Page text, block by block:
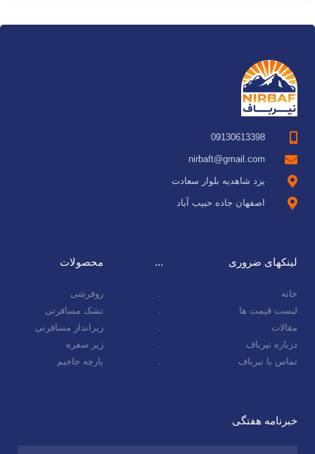
09130613398
nirbaft@gmail.com
یزد شاهدیه بلوار سعادت
اصفهان جاده حبیب آباد
لینکهای ضروری
خانه
لیست قیمت ها
مقالات
درباره نیرباف
تماس با نیرباف
...
.
.
.
.
.
محصولات
روفرشی
تشک مسافرتی
زیرانداز مسافرتی
زیر سفره
پارچه جاجیم
خبرنامه هفتگی